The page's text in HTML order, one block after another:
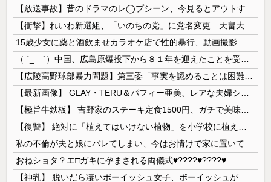
おねショタ？エ□ガキに孕まされる両儀式♥️????♥️????♥️